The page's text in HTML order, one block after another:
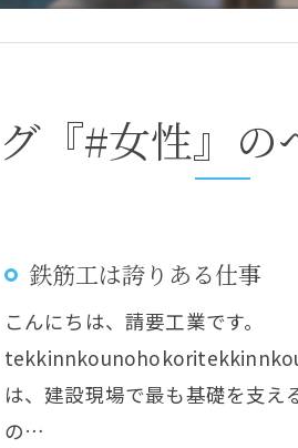
『#女性』の
鉄筋工は誇りある仕事
こんにちは、請要工業です。
は、建設現場で最も基礎を支え
の…